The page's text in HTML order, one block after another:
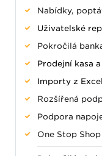
Nabídky,
Uživatelské
Pokročilá
Prodejní kasa
Importy z
Rozšířená
Podpora
One Stop